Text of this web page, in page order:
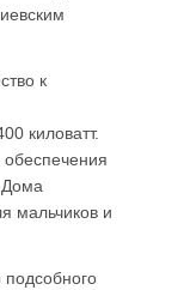
к
киловатт.
Дома
мальчиков и
подсобного